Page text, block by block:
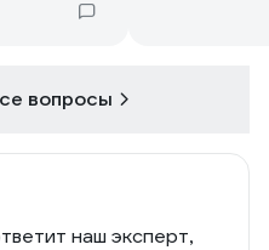
вопросы
наш эксперт,